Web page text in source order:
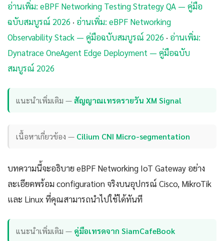
อ่านเพิ่ม: eBPF Networking Testing Strategy QA — คู่มือ
ฉบับสมบูรณ์ 2026 · อ่านเพิ่ม: eBPF Networking
Observability Stack — คู่มือฉบับสมบูรณ์ 2026 · อ่านเพิ่ม:
Dynatrace OneAgent Edge Deployment — คู่มือฉบับ
สมบูรณ์ 2026
แนะนำเพิ่มเติม —สัญญาณเทรดรายวัน XM Signal
เนื้อหาเกี่ยวข้อง — Cilium CNI Micro-segmentation
บทความนี้จะอธิบาย eBPF Networking IoT Gateway อย่าง
ละเอียดพร้อม configuration จริงบนอุปกรณ์ Cisco, MikroTik
และ Linux ที่คุณสามารถนำไปใช้ได้ทันที
แนะนำเพิ่มเติม — คู่มือเทรดจาก SiamCafeBook